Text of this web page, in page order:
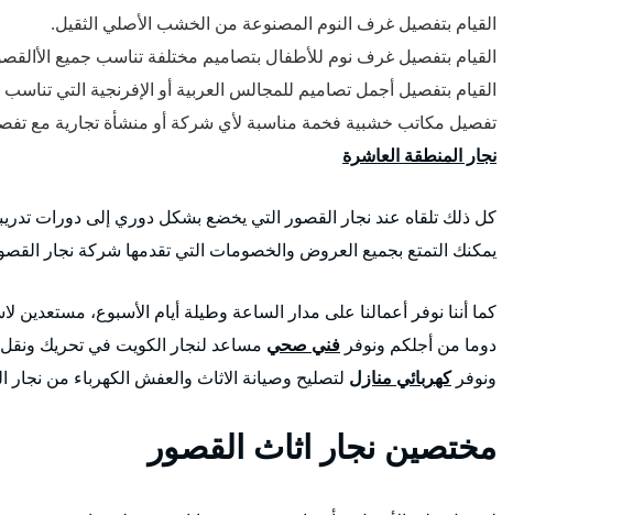
القيام بتفصيل غرف النوم المصنوعة من الخشب الأصلي الثقيل.
القيام بتفصيل غرف نوم للأطفال بتصاميم مختلفة تناسب جميع
القيام بتفصيل أجمل تصاميم للمجالس العربية أو الإفرنجية التي
تفصيل مكاتب خشبية فخمة مناسبة لأي شركة أو منشأة تجارية مع
نجار المنطقة العاشرة
كل ذلك تلقاه عند نجار القصور التي يخضع بشكل دوري إلى دورات
يمكنك التمتع بجميع العروض والخصومات التي تقدمها شركة نجار
كما أننا نوفر أعمالنا على مدار الساعة وطيلة أيام الأسبوع، مستعدين
دوما من أجلكم ونوفر فني صحي مساعد لنجار الكويت في تحريك ونقل
ونوفركهربائي منازل لتصليح وصيانة الاثاث والعفش الكهرباء من نجار
مختصين نجار اثاث القصور